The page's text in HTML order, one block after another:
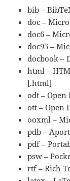
bib –
doc –
doc6 –
doc95 –
docbook –
html –
[.html]
odt – Open
ott – Open
ooxml –
pdb –
pdf –
psw –
rtf – Rich